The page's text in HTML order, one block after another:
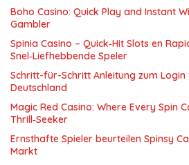
Boho Casino: Quick Play and Instant
Gambler
Spinia Casino – Quick‑Hit Slots en
Snel‑Liefhebbende Speler
Schritt-für-Schritt Anleitung zum Login
Deutschland
Magic Red Casino: Where Every Spin
Thrill‑Seeker
Ernsthafte Spieler beurteilen Spinsy
Markt